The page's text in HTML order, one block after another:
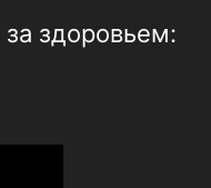
здоровьем: